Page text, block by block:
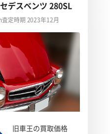
デスベンツ 280SL
査定時期 2023年12月
旧車王の買取価格